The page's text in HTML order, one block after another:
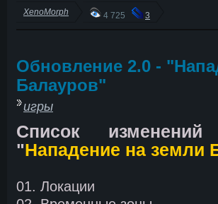
XenoMorph 4 725 3
Обновление 2.0 -
Балауров"
игры
Список
"Нападение на земли
01. Локации